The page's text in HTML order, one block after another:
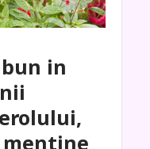
in
mentine